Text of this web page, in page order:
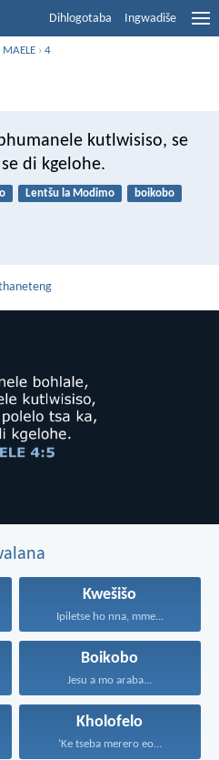
Dihlogotaba Ingwadiše
MAELE ›4
kutlwisiso, se
di kgelohe.
Lentšu la Modimo boikobo
Kwešišo
Ipiletse ho nna, mme...
Boikobo
Jesu a mo araba...
Kholofelo
‘Ke tseba merero eo...